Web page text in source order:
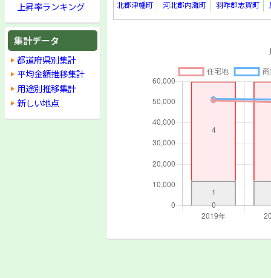
上昇率ランキング
集計データ
都道府県別集計
平均金額推移集計
用途別推移集計
新しい地点
北郡津幡町
河北郡内灘町 羽咋郡志賀町